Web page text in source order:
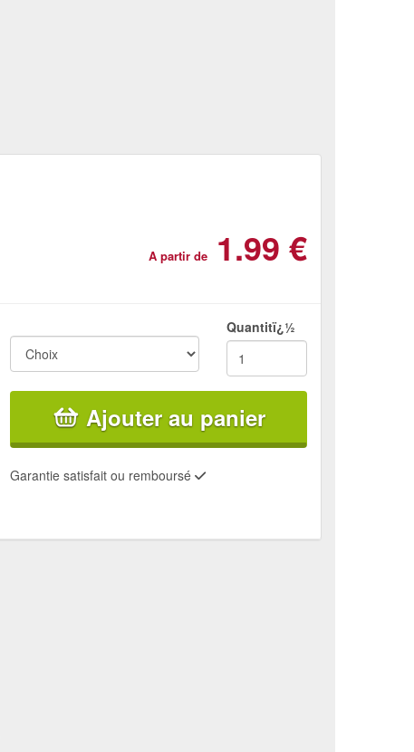
A partir de 1.99 €
Quantitï¿½
Ajouter au panier
Garantie satisfait ou remboursé